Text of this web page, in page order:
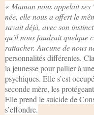
« Maman nous appelait
née, elle nous a offert le
savait déjà, avec son
qu'il nous faudrait quelque
rattacher. Aucune de nous
personnalités différentes.
la jeunesse pour pallier à
psychiques. Elle s’est
seconde mère, les
Elle prend le suicide de
s’effondre.